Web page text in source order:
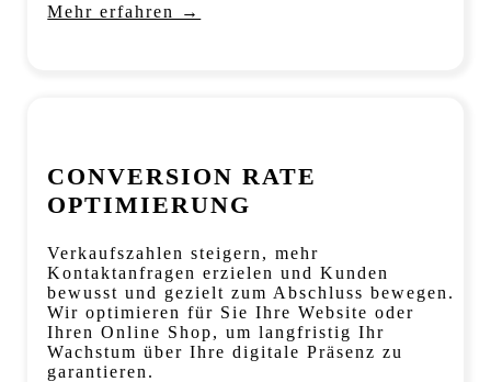
Mehr erfahren →
CONVERSION RATE
OPTIMIERUNG
Verkaufszahlen steigern, mehr
Kontaktanfragen erzielen und Kunden
bewusst und gezielt zum Abschluss bewegen.
Wir optimieren für Sie Ihre Website oder
Ihren Online Shop, um langfristig Ihr
Wachstum über Ihre digitale Präsenz zu
garantieren.